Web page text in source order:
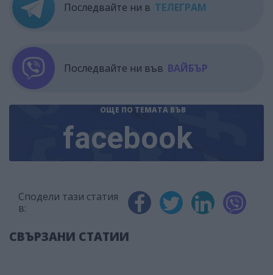
Последвайте ни в ТЕЛЕГРАМ
Последвайте ни във ВАЙБЪР
ОЩЕ ПО ТЕМАТА ВЪВ
facebook
Сподели тази статия
в:
СВЪРЗАНИ СТАТИИ